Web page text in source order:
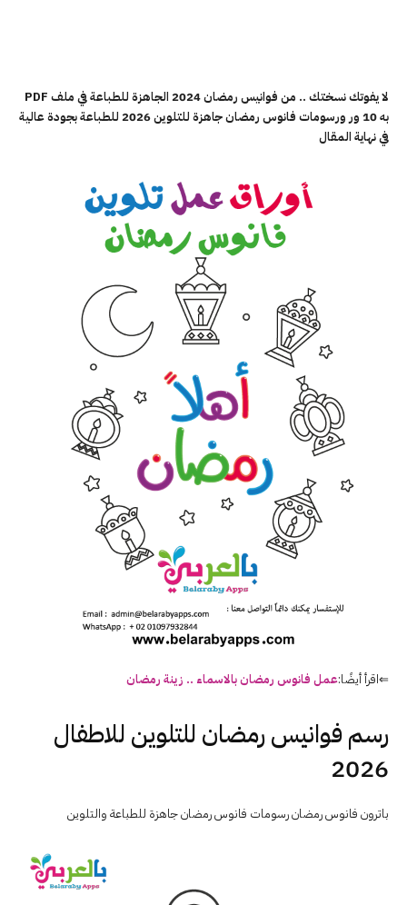
لا يفوتك نسختك .. من فوانيس رمضان 2024 الجاهزة للطباعة في ملف PDF
به 10 ور ورسومات فانوس رمضان جاهزة للتلوين 2026 للطباعة بجودة عالية
في نهاية المقال
⇐اقرأ أيضًا:عمل فانوس رمضان بالاسماء .. زينة رمضان
رسم فوانيس رمضان للتلوين للاطفال
2026
باترون فانوس رمضان رسومات فانوس رمضان جاهزة للطباعة والتلوين